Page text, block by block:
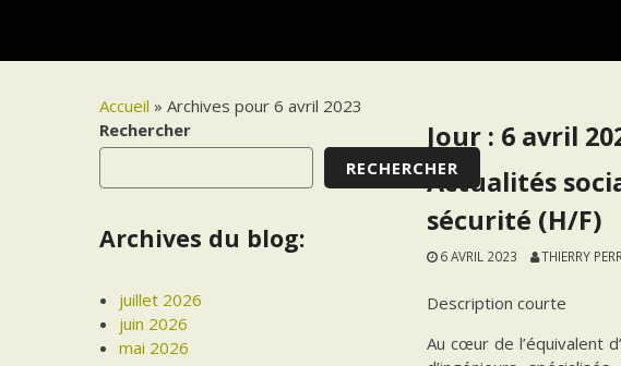
Accueil »Archives pour 6 avril 2023
Jour : 6 avril
Actualités
sécurité (H/F)
6 AVRIL 2023 THIERRY
Description courte
Au cœur de l’équivalent
Rechercher
RECHERCHER
Archives du blog:
juillet 2026
juin 2026
mai 2026